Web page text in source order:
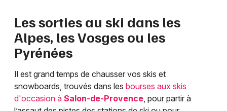
Les sorties au ski dans les
Alpes, les Vosges ou les
Pyrénées
Il est grand temps de chausser vos skis et
snowboards, trouvés dans les bourses aux skis
d'occasion à Salon-de-Provence, pour partir à